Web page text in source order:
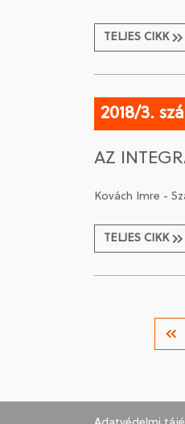
TELJES CIKK
2018/3.
AZ
Kovách Imre -
TELJES CIKK